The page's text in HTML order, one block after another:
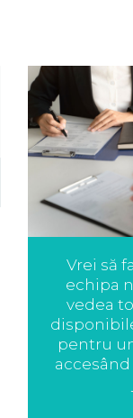
Vrei să
echipa
vedea
pentru